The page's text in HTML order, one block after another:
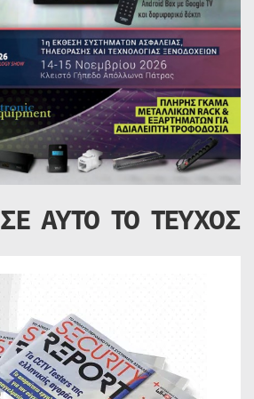
ΣΕ ΑΥΤΟ ΤΟ ΤΕΥΧΟΣ